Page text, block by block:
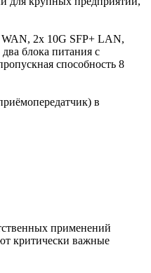
2x 10G SFP+ LAN,
блока питания с
способность 8
в
применений
критически важные